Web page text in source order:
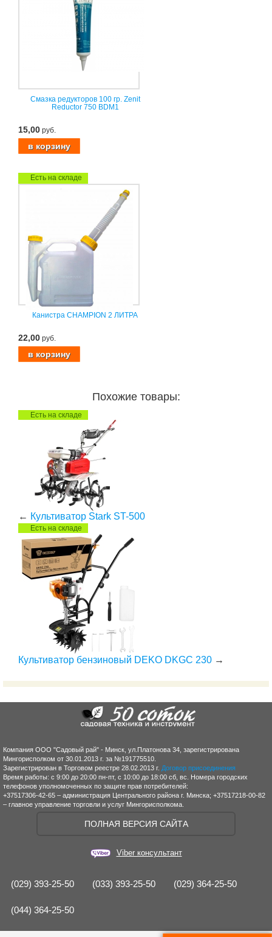
Смазка редукторов 100 гр. Zenit
Reductor 750 BDM1
15,00 руб.
Есть на складе
Канистра CHAMPION 2 ЛИТРА
22,00 руб.
Похожие товары:
Есть на складе
← Культиватор Stark ST-500
Есть на складе
Культиватор бензиновый DEKO DKGC 230 →
Компания ООО "Садовый рай" - Минск, ул.Платонова 34, зарегистрирована
Мингорисполком от 30.01.2013 г. за №191775510.
Зарегистрирован в Торговом реестре 28.02.2013 г. Договор присоединения
Время работы: с 9:00 до 20:00 пн-пт, с 10:00 до 18:00 сб, вс. Номера городских
телефонов уполномоченных по защите прав потребителей:
+37517306-42-65 – администрация Центрального района г. Минска; +37517218-00-82
– главное управление торговли и услуг Мингорисполкома.
ПОЛНАЯ ВЕРСИЯ САЙТА
Viber консультант
(029) 393-25-50 (033) 393-25-50 (029) 364-25-50
(044) 364-25-50